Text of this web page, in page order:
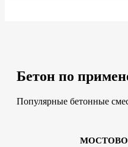
Бетон по
Популярные бетонные